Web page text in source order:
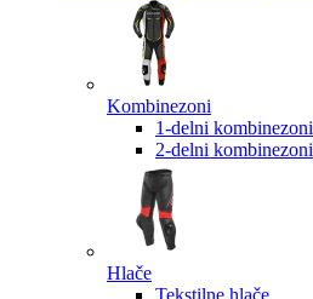
Kombinezoni
1-delni kombinezoni
2-delni kombinezoni
Hlače
Tekstilne hlače